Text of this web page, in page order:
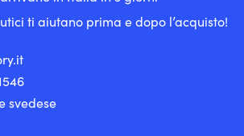
ti aiutano prima e dopo l’acquisto!
546
svedese